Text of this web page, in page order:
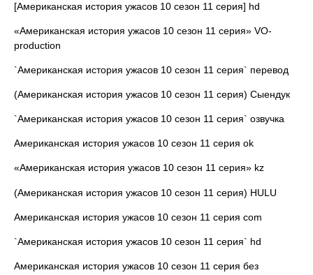
[Американская история ужасов 10 сезон 11 серия] hd
«Американская история ужасов 10 сезон 11 серия» VO-
production
`Американская история ужасов 10 сезон 11 серия` перевод
(Американская история ужасов 10 сезон 11 серия) Сыендук
`Американская история ужасов 10 сезон 11 серия` озвучка
Американская история ужасов 10 сезон 11 серия ok
«Американская история ужасов 10 сезон 11 серия» kz
(Американская история ужасов 10 сезон 11 серия) HULU
Американская история ужасов 10 сезон 11 серия com
`Американская история ужасов 10 сезон 11 серия` hd
Американская история ужасов 10 сезон 11 серия без